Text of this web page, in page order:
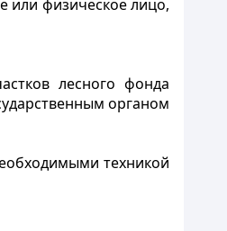
или физическое лицо,
лесного фонда
органом
техникой